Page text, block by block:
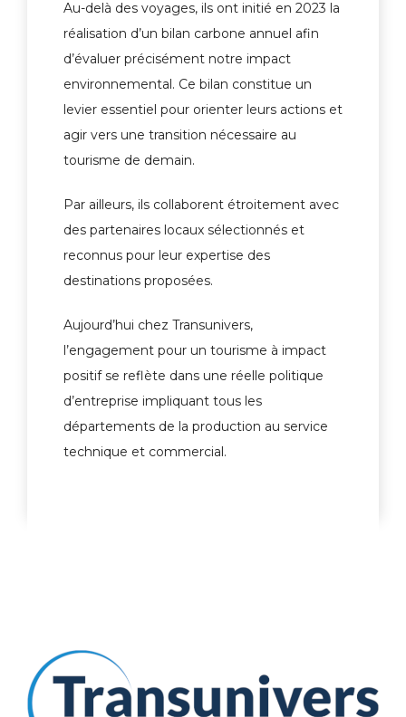
Au-delà des voyages, ils ont initié en 2023 la
réalisation d’un bilan carbone annuel afin
d’évaluer précisément notre impact
environnemental. Ce bilan constitue un
levier essentiel pour orienter leurs actions et
agir vers une transition nécessaire au
tourisme de demain.
Par ailleurs, ils collaborent étroitement avec
des partenaires locaux sélectionnés et
reconnus pour leur expertise des
destinations proposées.
Aujourd’hui chez Transunivers,
l’engagement pour un tourisme à impact
positif se reflète dans une réelle politique
d’entreprise impliquant tous les
départements de la production au service
technique et commercial.